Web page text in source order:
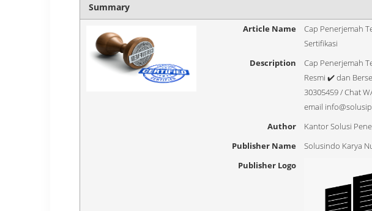
Summary
Article Name
Cap Penerjemah
Sertifikasi
Description
Cap Penerjemah
Resmi ✔️ dan
30305459 / Chat
email
Author
Kantor Solusi
Publisher Name
Solusindo Karya
Publisher Logo